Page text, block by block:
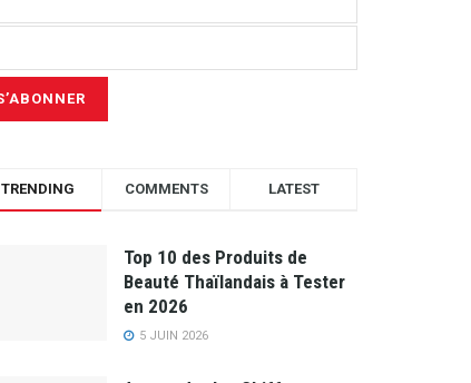
TRENDING COMMENTS LATEST
Top 10 des Produits de
Beauté Thaïlandais à Tester
en 2026
5 JUIN 2026